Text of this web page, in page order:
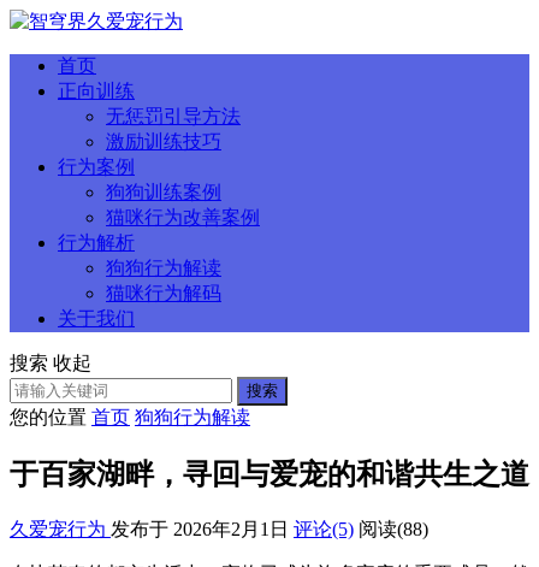
首页
正向训练
无惩罚引导方法
激励训练技巧
行为案例
狗狗训练案例
猫咪行为改善案例
行为解析
狗狗行为解读
猫咪行为解码
关于我们
搜索 收起
搜索
您的位置 首页 狗狗行为解读
于百家湖畔，寻回与爱宠的和谐共生之道
久爱宠行为 发布于 2026年2月1日 评论(5) 阅读(88)